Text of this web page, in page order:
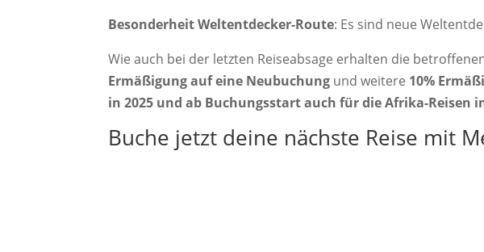
Besonderheit Weltentdecker-Route: Es sind neue
Wie auch bei der letzten Reiseabsage erhalten die
Ermäßigung auf eine Neubuchung und weitere 10%
in 2025 und ab Buchungsstart auch für die Afrika-Reisen
Buche jetzt deine nächste Reise mit